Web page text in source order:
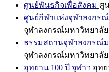
ศูนย์พันธกิจเพื่อสังคม ศู
ศูนย์กีฬาแห่งจุฬาลงกร
จุฬาลงกรณ์มหาวิทยาลัย
ธรรมสถานจุฬาลงกรณ์
จุฬาลงกรณ์มหาวิทยาลัย
อุทยาน 100 ปี จุฬาฯ อุทย